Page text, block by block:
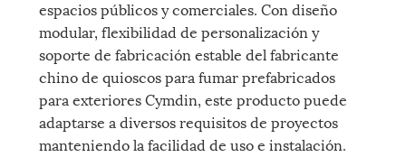
espacios públicos y comerciales. Con diseño
modular, flexibilidad de personalización y
soporte de fabricación estable del fabricante
chino de quioscos para fumar prefabricados
para exteriores Cymdin, este producto puede
adaptarse a diversos requisitos de proyectos
manteniendo la facilidad de uso e instalación.